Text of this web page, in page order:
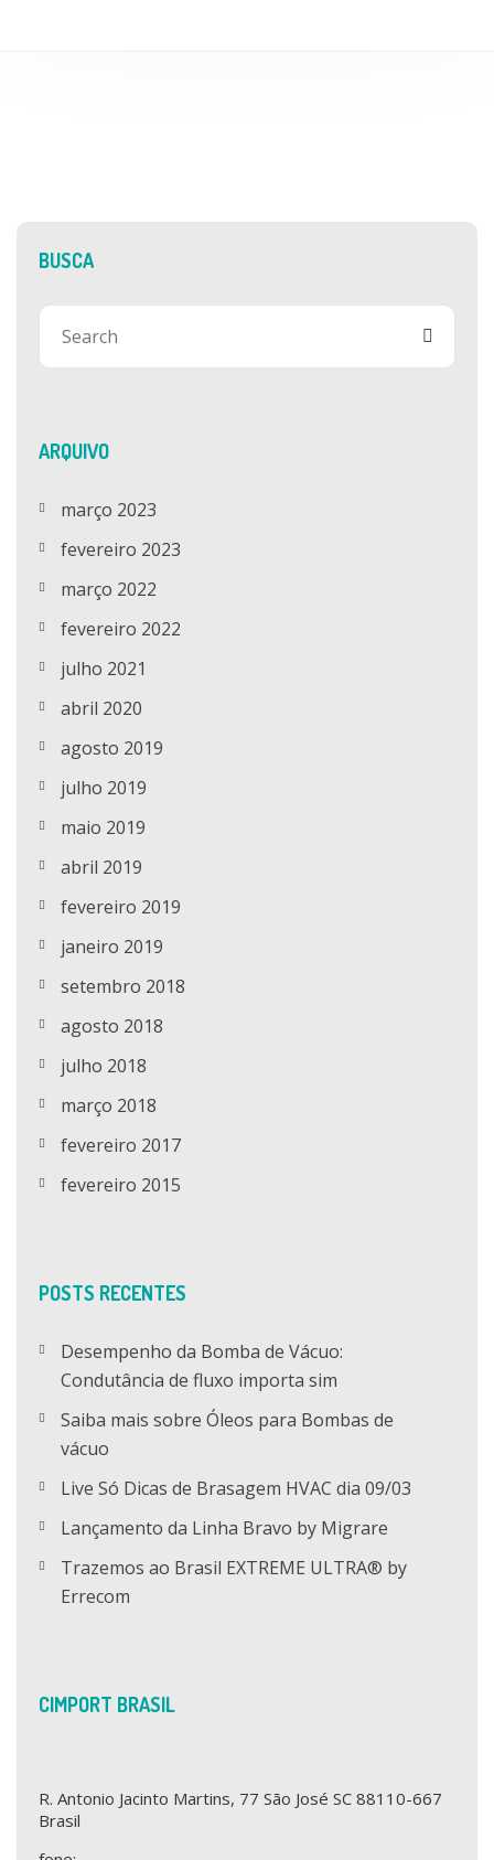
BUSCA
ARQUIVO
março 2023
fevereiro 2023
março 2022
fevereiro 2022
julho 2021
abril 2020
agosto 2019
julho 2019
maio 2019
abril 2019
fevereiro 2019
janeiro 2019
setembro 2018
agosto 2018
julho 2018
março 2018
fevereiro 2017
fevereiro 2015
POSTS RECENTES
Desempenho da Bomba de Vácuo:
Condutância de fluxo importa sim
Saiba mais sobre Óleos para Bombas de
vácuo
Live Só Dicas de Brasagem HVAC dia 09/03
Lançamento da Linha Bravo by Migrare
Trazemos ao Brasil EXTREME ULTRA® by
Errecom
CIMPORT BRASIL
R. Antonio Jacinto Martins, 77 São José SC 88110-667
Brasil